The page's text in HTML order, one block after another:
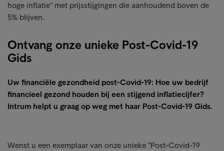
hoge inflatie" met prijsstijgingen die aanhoudend boven de
5% blijven.
Ontvang onze unieke Post-Covid-19
Gids
Uw financiële gezondheid post-Covid-19: Hoe uw bedrijf
financieel gezond houden bij een stijgend inflatiecijfer?
Intrum helpt u graag op weg met haar Post-Covid-19 Gids.
Wenst u een exemplaar van onze unieke "Post-Covid-19